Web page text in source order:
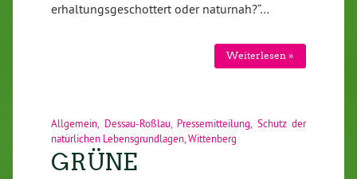
erhaltungsgeschottert oder naturnah?“…
Weiterlesen »
Allgemein Dessau-Roßlau Pressemitteilung
Schutz der
natürlichen Lebensgrundlagen Wittenberg
GRÜNE